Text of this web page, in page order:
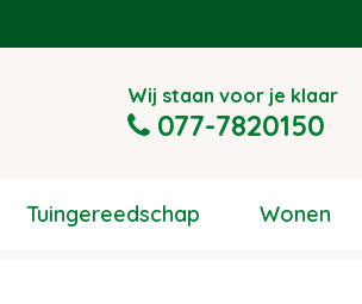
Wij staan voor je klaar
077-7820150
Tuingereedschap Wonen